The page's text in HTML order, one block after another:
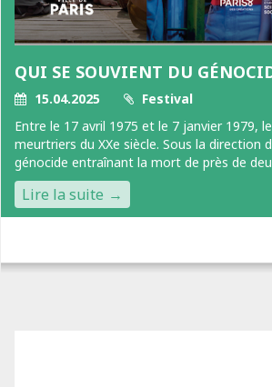
QUI SE SOUVIENT DU
15.04.2025
Festival
Entre le 17 avril 1975 et le 7 janvier 1979,
meurtriers du XXe siècle. Sous la
génocide entraînant la mort de près de
Lire la suite